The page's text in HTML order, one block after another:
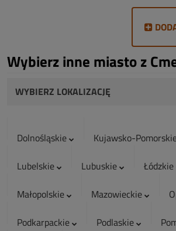
Wybierz inne miasto z
WYBIERZ LOKALIZACJĘ
Dolnośląskie
Kujawsko-
Lubelskie
Lubuskie
Łódzkie
Małopolskie
Mazowieckie
Podkarpackie
Podlaskie